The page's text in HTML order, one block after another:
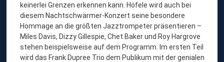
keinerlei Grenzen erkennen kann. Höfele wird auch bei
diesem Nachtschwärmer-Konzert seine besondere
Hommage an die größten Jazztrompeter präsentieren –
Miles Davis, Dizzy Gillespie, Chet Baker und Roy Hargrove
stehen beispielsweise auf dem Programm. Im ersten Teil
wird das Frank Dupree Trio dem Publikum mit der genialen